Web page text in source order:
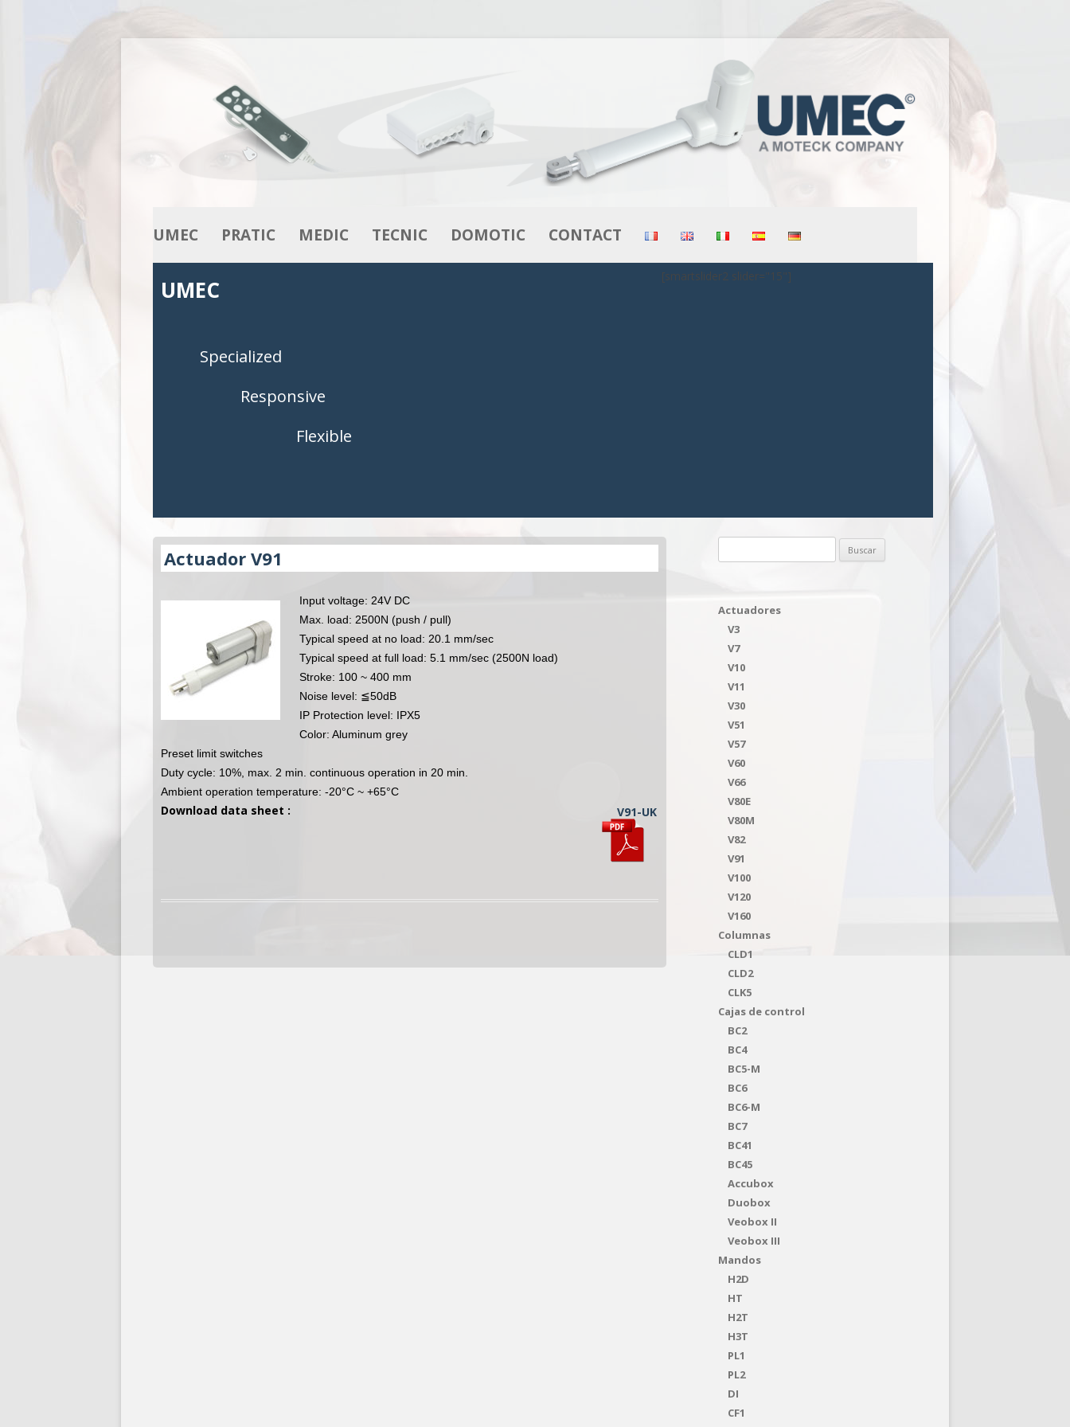
UMEC PRATIC
ACCESORIOS
MEDIC
APLICACIONES
TECNIC DOMOTIC CONTACT
UMEC
Specialized
Responsive
Flexible
[smartslider2 slider="15"]
Actuador V91
Input voltage: 24V DC
Max. load: 2500N (push / pull)
Typical speed at no load: 20.1 mm/sec
Typical speed at full load: 5.1 mm/sec (2500N load)
Stroke: 100 ~ 400 mm
Noise level: ≦50dB
IP Protection level: IPX5
Color: Aluminum grey
Preset limit switches
Duty cycle: 10%, max. 2 min. continuous operation in 20 min.
Ambient operation temperature: -20°C ~ +65°C
Download data sheet : V91-UK
Actuadores
V3
V7
V10
V11
V30
V51
V57
V60
V66
V80E
V80M
V82
V91
V100
V120
V160
Columnas
CLD1
CLD2
CLK5
Cajas de control
BC2
BC4
BC5-M
BC6
BC6-M
BC7
BC41
BC45
Accubox
Duobox
Veobox II
Veobox III
Mandos
H2D
HT
H2T
H3T
PL1
PL2
DI
CF1